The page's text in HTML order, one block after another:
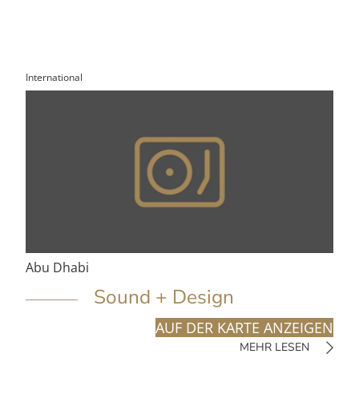
International
Abu Dhabi
Sound + Design
AUF DER KARTE ANZEIGEN
MEHR LESEN